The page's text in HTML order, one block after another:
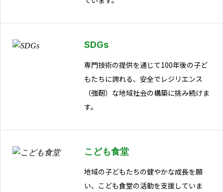
SDGs
専門技術の提供を通じて100年後の子ど
もたちに誇れる、安全でレジリエンス
（強靭）な地域社会の構築に挑み続けま
す。
こども食堂
地域の子どもたちの健やかな成長を願
い、こども食堂の活動を支援していま